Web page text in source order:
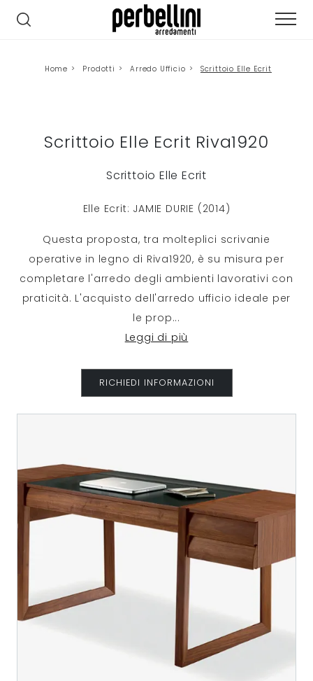
Home > Prodotti > Arredo Ufficio > Scrittoio Elle Ecrit
Scrittoio Elle Ecrit Riva1920
Scrittoio Elle Ecrit
Elle Ecrit: JAMIE DURIE (2014)
Questa proposta, tra molteplici scrivanie
operative in legno di Riva1920, è su misura per
completare l'arredo degli ambienti lavorativi con
praticità. L'acquisto dell'arredo ufficio ideale per
le prop...
Leggi di più
RICHIEDI INFORMAZIONI